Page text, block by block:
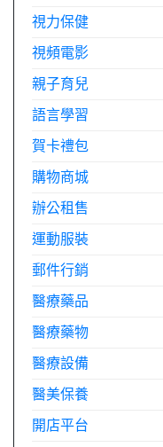
視力保健
視頻電影
親子育兒
語言學習
賀卡禮包
購物商城
辦公租售
運動服裝
郵件行銷
醫療藥品
醫療藥物
醫療設備
醫美保養
開店平台